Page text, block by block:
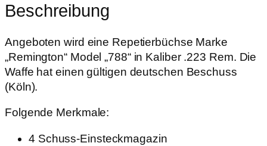
Beschreibung
Angeboten wird eine Repetierbüchse Marke
„Remington“ Model „788“ in Kaliber .223 Rem. Die
Waffe hat einen gültigen deutschen Beschuss
(Köln).
Folgende Merkmale:
4 Schuss-Einsteckmagazin